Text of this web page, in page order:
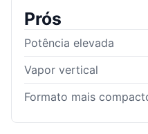
Prós
Potência elevada
Vapor vertical
Formato mais